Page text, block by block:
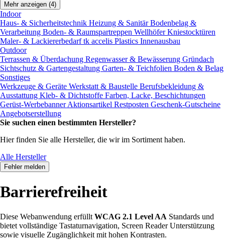
Mehr anzeigen (4)
Indoor
Haus- & Sicherheitstechnik Heizung & SanitärBodenbelag &
Verarbeitung Boden- & Raumspartreppen Wellhöfer Kniestocktüren
Maler- & Lackiererbedarftk accelis Plastics Innenausbau
Outdoor
Terrassen & Überdachung Regenwasser & Bewässerung Gründach
Sichtschutz & Gartengestaltung Garten- & Teichfolien Boden & Belag
Sonstiges
Werkzeuge & Geräte Werkstatt & Baustelle Berufsbekleidung &
Ausstattung Kleb- & Dichtstoffe Farben, Lacke, Beschichtungen
Gerüst-WerbebannerAktionsartikel Restposten Geschenk-Gutscheine
Angebotserstellung
Sie suchen einen bestimmten Hersteller?
Hier finden Sie alle Hersteller, die wir im Sortiment haben.
Alle Hersteller
Fehler melden
Barrierefreiheit
Diese Webanwendung erfüllt WCAG 2.1 Level AA Standards und
bietet vollständige Tastaturnavigation, Screen Reader Unterstützung
sowie visuelle Zugänglichkeit mit hohen Kontrasten.